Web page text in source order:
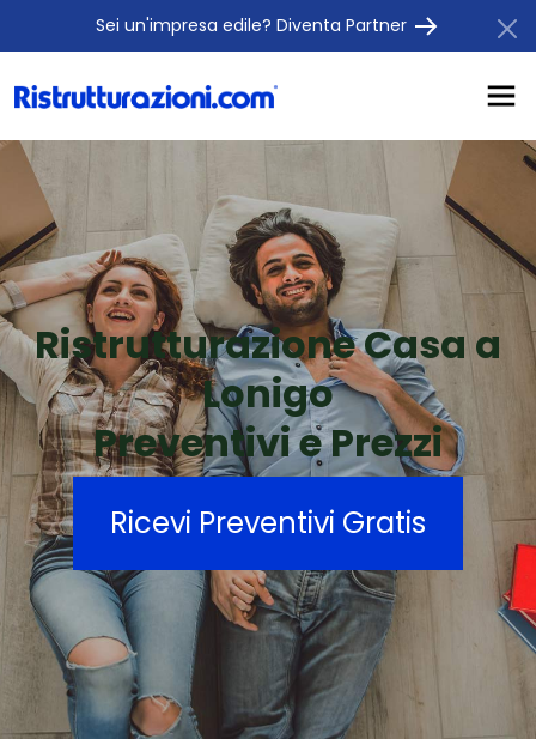
Sei un'impresa edile? Diventa Partner
Ristrutturazione Casa a
Lonigo
Preventivi e Prezzi
Ricevi Preventivi Gratis